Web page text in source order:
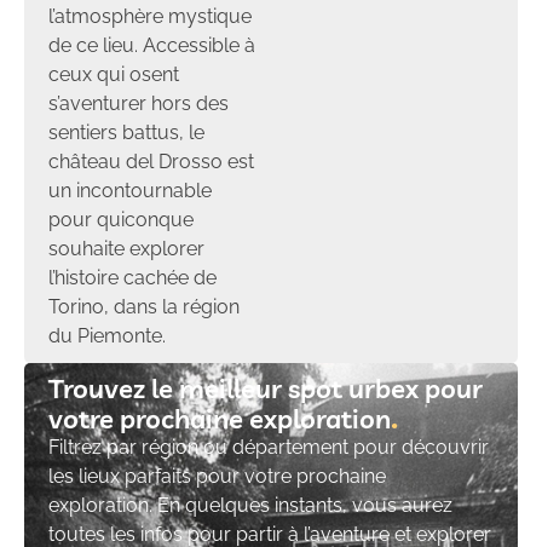
l’atmosphère mystique
de ce lieu. Accessible à
ceux qui osent
s’aventurer hors des
sentiers battus, le
château del Drosso est
un incontournable
pour quiconque
souhaite explorer
l’histoire cachée de
Torino, dans la région
du Piemonte.
Trouvez le meilleur spot urbex pour
votre prochaine exploration​
Filtrez par région ou département pour découvrir
les lieux parfaits pour votre prochaine
exploration. En quelques instants, vous aurez
toutes les infos pour partir à l’aventure et explorer